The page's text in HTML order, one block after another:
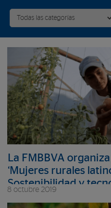
La FMBBVA
‘Mujeres rurales
Sostenibilidad y
8 octubre 2019